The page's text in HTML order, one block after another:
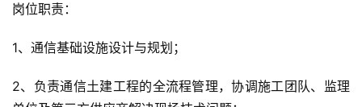
岗位职责：
1、通信基础设施设计与规划；
2、负责通信土建工程的全流程管理，协调施工团队、监理